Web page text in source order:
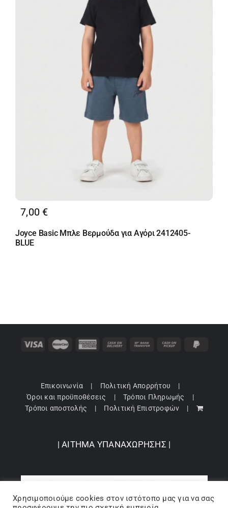
7,00 €
Joyce Basic Μπλε Βερμούδα για Αγόρι 2412405-
BLUE
Επικοινωνία
Πολιτική Απορρήτου
Όροι και προϋποθέσεις
Τρόποι Πληρωμής
Τρόποι αποστολής
Πολιτική Επιστροφών
| ΑΙΤΗΜΑ ΥΠΑΝΑΧΩΡΗΣΗΣ |
Χρησιμοποιούμε cookies στον ιστότοπo μας για να σας